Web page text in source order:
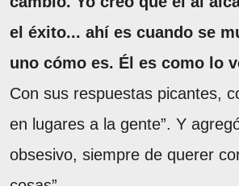
el éxito... ahí es cuando se
uno cómo es. Él es como lo
Con sus respuestas picantes,
en lugares a la gente”. Y
obsesivo, siempre de querer